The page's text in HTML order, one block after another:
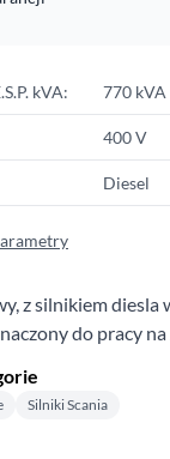
kVA: 770 kVA
400 V
Diesel
z silnikiem diesla
do pracy
Silniki Scania